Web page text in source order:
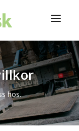
hos.